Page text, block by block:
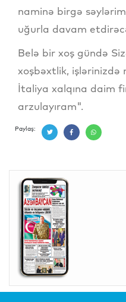
naminə birgə
uğurla davam
Belə bir xoş gündə
xoşbəxtlik,
İtaliya xalqına daim
arzulayıram".
Paylaş: